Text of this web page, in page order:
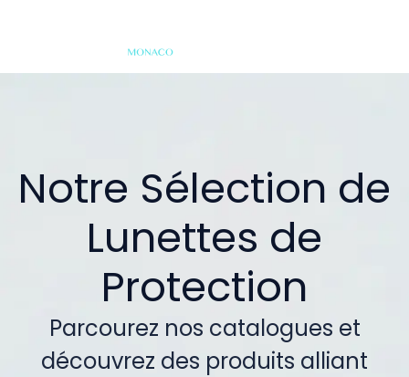
Notre Sélection de
Lunettes de
Protection
Parcourez nos catalogues et
découvrez des produits alliant